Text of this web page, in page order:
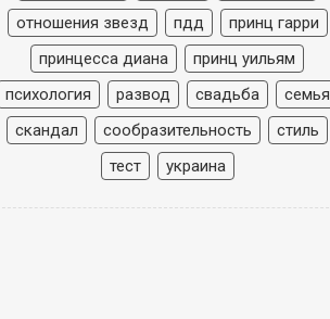
отношения звезд
пдд
принц гарри
принцесса диана
принц уильям
психология
развод свадьба
семья
скандал
сообразительность
стиль
тест
украина